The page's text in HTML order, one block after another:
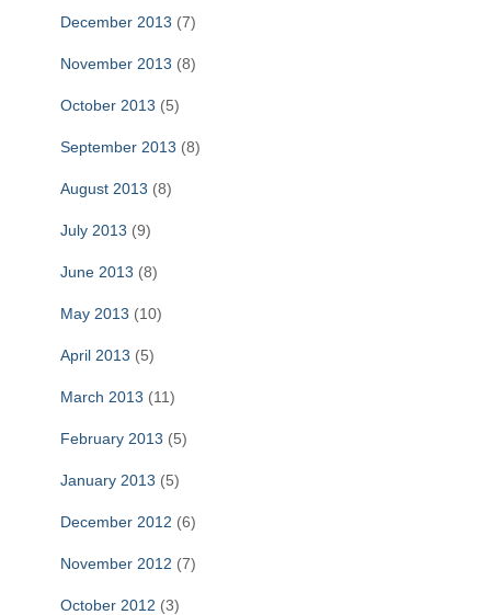
December 2013 (7)
November 2013 (8)
October 2013 (5)
September 2013 (8)
August 2013 (8)
July 2013 (9)
June 2013 (8)
May 2013 (10)
April 2013 (5)
March 2013 (11)
February 2013 (5)
January 2013 (5)
December 2012 (6)
November 2012 (7)
October 2012 (3)